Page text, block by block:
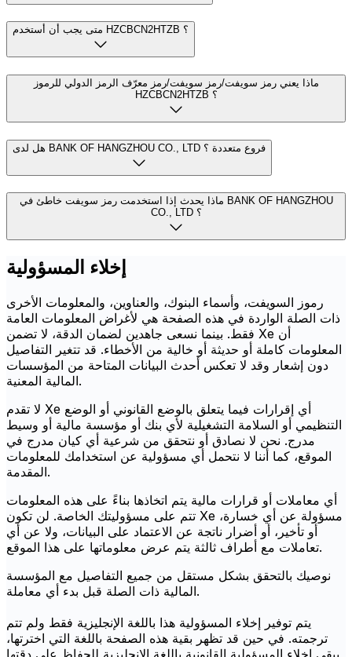
متى يجب أن أستخدم HZCBCN2HTZB ؟
ماذا يعني رمز سويفت/رمز سويفت/رمز معرّف الرمز الدولي للرموز
HZCBCN2HTZB ؟
هل لدى BANK OF HANGZHOU CO., LTD فروع متعددة ؟
ماذا يحدث إذا استخدمت رمز سويفت خاطئ في BANK OF HANGZHOU
CO., LTD ؟
إخلاء المسؤولية
رموز السويفت، وأسماء البنوك، والعناوين، والمعلومات الأخرى
ذات الصلة الواردة في هذه الصفحة هي لأغراض المعلومات العامة
فقط. بينما نسعى جاهدين لضمان الدقة، لا تضمن Xe أن
المعلومات كاملة أو حديثة أو خالية من الأخطاء. قد تتغير التفاصيل
دون إشعار وقد لا تعكس أحدث البيانات المتاحة من المؤسسات
المالية المعنية.
لا تقدم Xe أي إقرارات فيما يتعلق بالوضع القانوني أو الوضع
التنظيمي أو السلامة التشغيلية لأي بنك أو مؤسسة مالية أو وسيط
مدرج. نحن لا نصادق أو نتحقق من شرعية أي كيان مدرج في
الموقع، كما أننا لا نتحمل أي مسؤولية عن استخدامك للمعلومات
المقدمة.
أي معاملات أو قرارات مالية يتم اتخاذها بناءً على هذه المعلومات
تتم على مسؤوليتك الخاصة. لن تكون Xe مسؤولة عن أي خسارة،
أو تأخير، أو أضرار ناتجة عن الاعتماد على البيانات، ولا عن أي
تعاملات مع أطراف ثالثة يتم عرض معلوماتها على هذا الموقع.
نوصيك بالتحقق بشكل مستقل من جميع التفاصيل مع المؤسسة
المالية ذات الصلة قبل بدء أي معاملة.
يتم توفير إخلاء المسؤولية هذا باللغة الإنجليزية فقط ولم تتم
ترجمته. في حين قد تظهر بقية هذه الصفحة باللغة التي اخترتها،